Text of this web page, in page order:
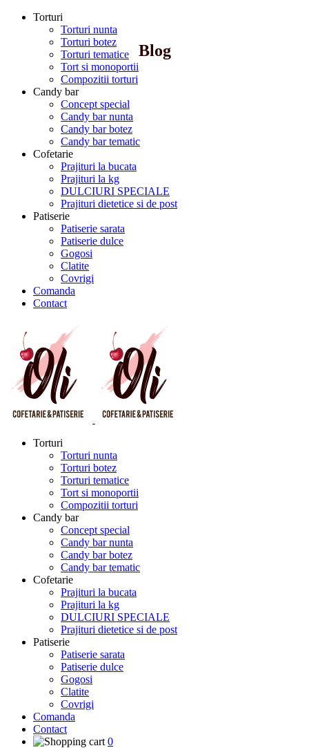
Torturi
Torturi nunta
Torturi botez
Torturi tematice
Tort si monoportii
Compozitii torturi
Candy bar
Concept special
Candy bar nunta
Candy bar botez
Candy bar tematic
Cofetarie
Prajituri la bucata
Prajituri la kg
DULCIURI SPECIALE
Prajituri dietetice si de post
Patiserie
Patiserie sarata
Patiserie dulce
Gogosi
Clatite
Covrigi
Comanda
Contact
Torturi
Torturi nunta
Torturi botez
Torturi tematice
Tort si monoportii
Compozitii torturi
Candy bar
Concept special
Candy bar nunta
Candy bar botez
Candy bar tematic
Cofetarie
Prajituri la bucata
Prajituri la kg
DULCIURI SPECIALE
Prajituri dietetice si de post
Patiserie
Patiserie sarata
Patiserie dulce
Gogosi
Clatite
Covrigi
Comanda
Contact
0
Blog